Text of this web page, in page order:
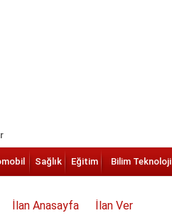
Sağlık Eğitim Bilim Teknoloji
İlan Anasayfa İlan Ver